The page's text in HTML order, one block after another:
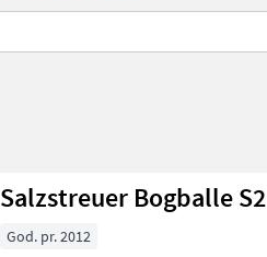
Salzstreuer Bogballe S2
God. pr. 2012